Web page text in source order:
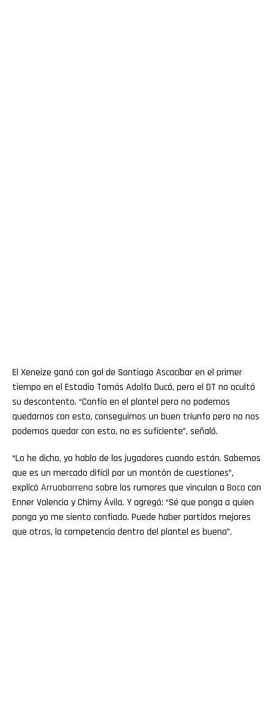
El Xeneize ganó con gol de Santiago Ascacíbar en el primer
tiempo en el Estadio Tomás Adolfo Ducó, pero el DT no ocultó
su descontento. “Confío en el plantel pero no podemos
quedarnos con esto, conseguimos un buen triunfo pero no nos
podemos quedar con esto, no es suficiente”, señaló.
“Lo he dicho, yo hablo de los jugadores cuando están. Sabemos
que es un mercado difícil por un montón de cuestiones”,
explicó Arruabarrena sobre los rumores que vinculan a Boca con
Enner Valencia y Chimy Ávila. Y agregó: “Sé que ponga a quien
ponga yo me siento confiado. Puede haber partidos mejores
que otros, la competencia dentro del plantel es buena”.